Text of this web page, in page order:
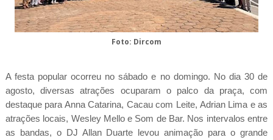
Foto: Dircom
A festa popular ocorreu no sábado e no domingo. No dia 30 de
agosto, diversas atrações ocuparam o palco da praça, com
destaque para Anna Catarina, Cacau com Leite, Adrian Lima e as
atrações locais, Wesley Mello e Som de Bar. Nos intervalos entre
as bandas, o DJ Allan Duarte levou animação para o grande